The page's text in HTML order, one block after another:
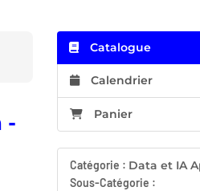
-
Catalogue
Calendrier
Panier
Catégorie : Data et IA
Sous-Catégorie :